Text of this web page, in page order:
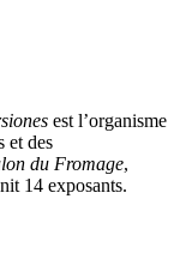
est l’organisme
et des
du Fromage,
14 exposants.